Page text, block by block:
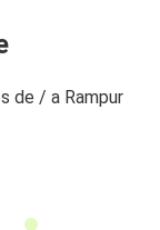
de / a Rampur